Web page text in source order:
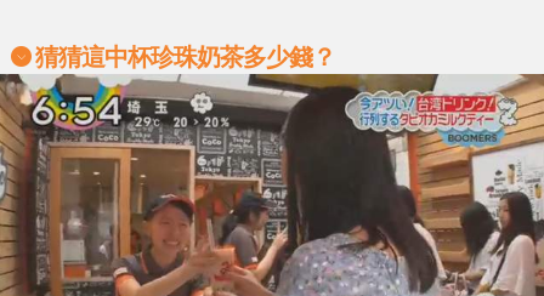
猜猜這中杯珍珠奶茶多少錢？